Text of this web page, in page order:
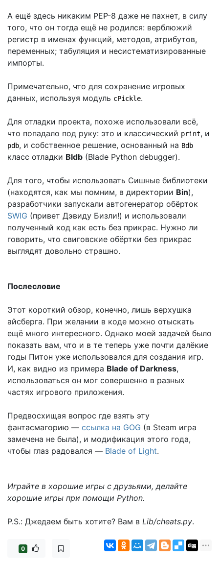
А ещё здесь никаким PEP-8 даже не пахнет, в силу
того, что он тогда ещё не родился: верблюжий
регистр в именах функций, методов, атрибутов,
переменных; табуляция и несистематизированные
импорты.
Примечательно, что для сохранение игровых
данных, используя модуль cPickle.
Для отладки проекта, похоже использовали всё,
что попадало под руку: это и классический print, и
pdb, и собственное решение, основанный на Bdb
класс отладки Bldb (Blade Python debugger).
Для того, чтобы использовать Сишные библиотеки
(находятся, как мы помним, в директории Bin),
разработчики запускали автогенератор обёрток
SWIG (привет Дэвиду Бизли!) и использовали
полученный код как есть без прикрас. Нужно ли
говорить, что свиговские обёртки без прикрас
выглядят довольно страшно.
Послесловие
Этот короткий обзор, конечно, лишь верхушка
айсберга. При желании в коде можно отыскать
ещё много интересного. Однако моей задачей было
показать вам, что и в те теперь уже почти далёкие
годы Питон уже использовался для создания игр.
И, как видно из примера Blade of Darkness,
использоваться он мог совершенно в разных
частях игрового приложения.
Предвосхищая вопрос где взять эту
фантасмагорию — ссылка на GOG (в Steam игра
замечена не была), и модификация этого года,
чтобы глаз радовался — Blade of Light.
Играйте в хорошие игры с друзьями, делайте
хорошие игры при помощи Python.
P.S.: Джедаем быть хотите? Вам в Lib/cheats.py.
0